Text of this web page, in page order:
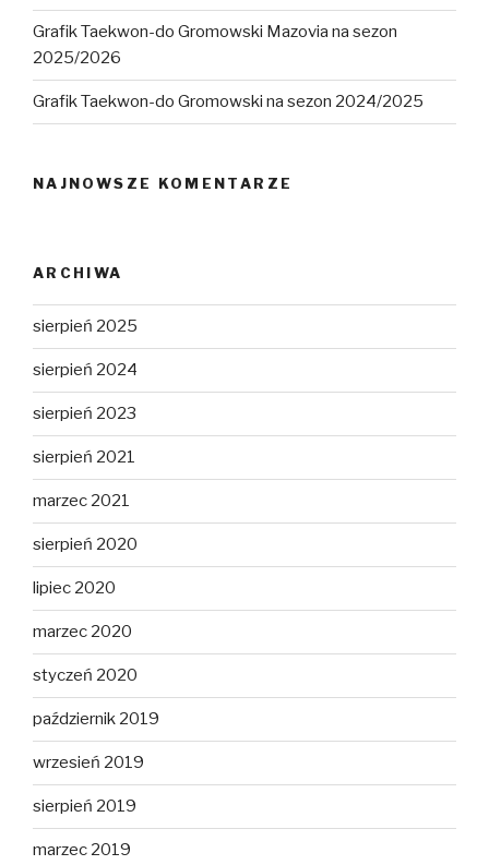
Grafik Taekwon-do Gromowski Mazovia na sezon
2025/2026
Grafik Taekwon-do Gromowski na sezon 2024/2025
NAJNOWSZE KOMENTARZE
ARCHIWA
sierpień 2025
sierpień 2024
sierpień 2023
sierpień 2021
marzec 2021
sierpień 2020
lipiec 2020
marzec 2020
styczeń 2020
październik 2019
wrzesień 2019
sierpień 2019
marzec 2019